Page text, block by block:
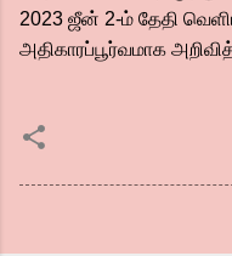
2023 ஜீன் 2-ம் தேதி
அதிகாரப்பூர்வமாக